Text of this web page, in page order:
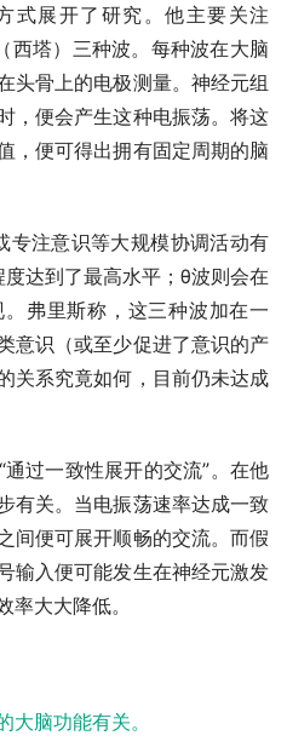
式展开了研究。他主要关注
西塔）三种波。每种波在大脑
头骨上的电极测量。神经元组
，便会产生这种电振荡。将这
，便可得出拥有固定周期的脑
注意识等大规模协调活动有
达到了最高水平；θ波则会在
弗里斯称，这三种波加在一
意识（或至少促进了意识的产
关系究竟如何，目前仍未达成
过一致性展开的交流”。在他
有关。当电振荡速率达成一致
间便可展开顺畅的交流。而假
输入便可能发生在神经元激发
率大大降低。